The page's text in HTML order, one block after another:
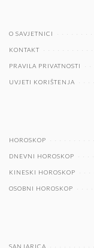
O SAVJETNICI
KONTAKT
PRAVILA PRIVATNOSTI
UVJETI KORIŠTENJA
HOROSKOP
DNEVNI HOROSKOP
KINESKI HOROSKOP
OSOBNI HOROSKOP
SANJARICA